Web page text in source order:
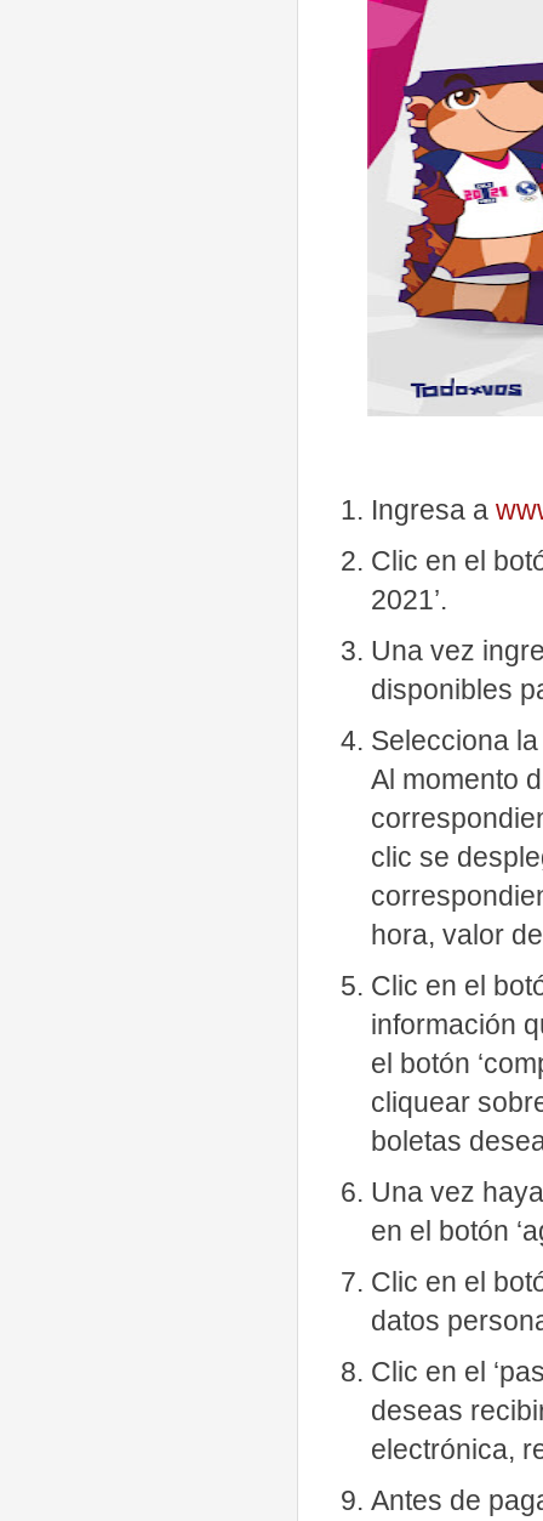
Ingresa a
Clic en el
2021’.
Una vez
disponibles
Selecciona
Al momento
clic se
hora, valor
Clic en el
información
el botón
cliquear
boletas
Una vez
en el botón
Clic en el
datos
Clic en el
deseas
electrónica,
Antes de